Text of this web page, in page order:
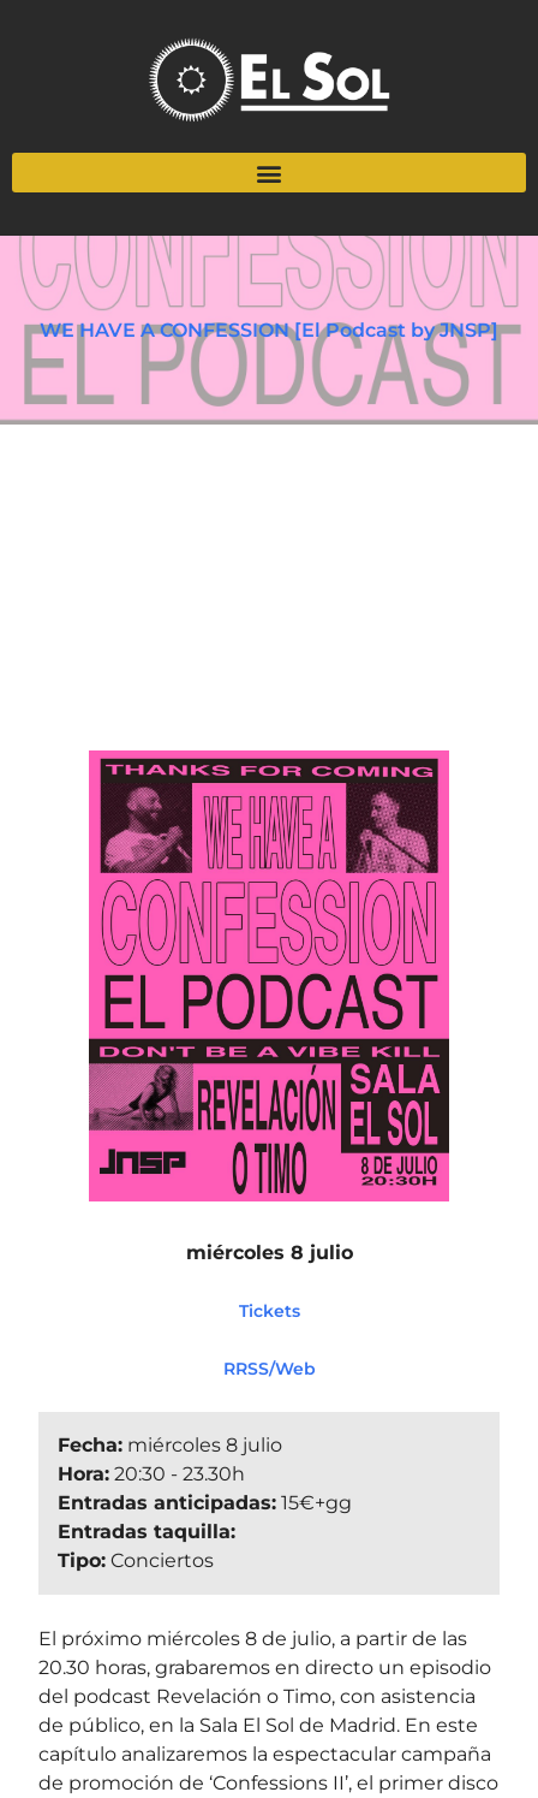
WE HAVE A CONFESSION [El Podcast by JNSP]
miércoles 8 julio
Tickets
RRSS/Web
Fecha: miércoles 8 julio
Hora: 20:30 - 23.30h
Entradas anticipadas: 15€+gg
Entradas taquilla:
Tipo: Conciertos
El próximo miércoles 8 de julio, a partir de las
20.30 horas, grabaremos en directo un episodio
del podcast Revelación o Timo, con asistencia
de público, en la Sala El Sol de Madrid. En este
capítulo analizaremos la espectacular campaña
de promoción de ‘Confessions II’, el primer disco